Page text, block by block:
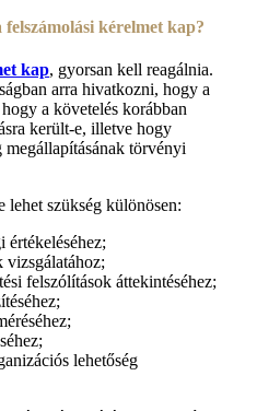
kérelmet kap?
kap, gyorsan kell reagálnia.
arra hivatkozni, hogy a
a követelés korábban
került-e, illetve hogy
megállapításának törvényi
lehet szükség különösen:
értékeléséhez;
vizsgálatához;
felszólítások áttekintéséhez;
lehetőség